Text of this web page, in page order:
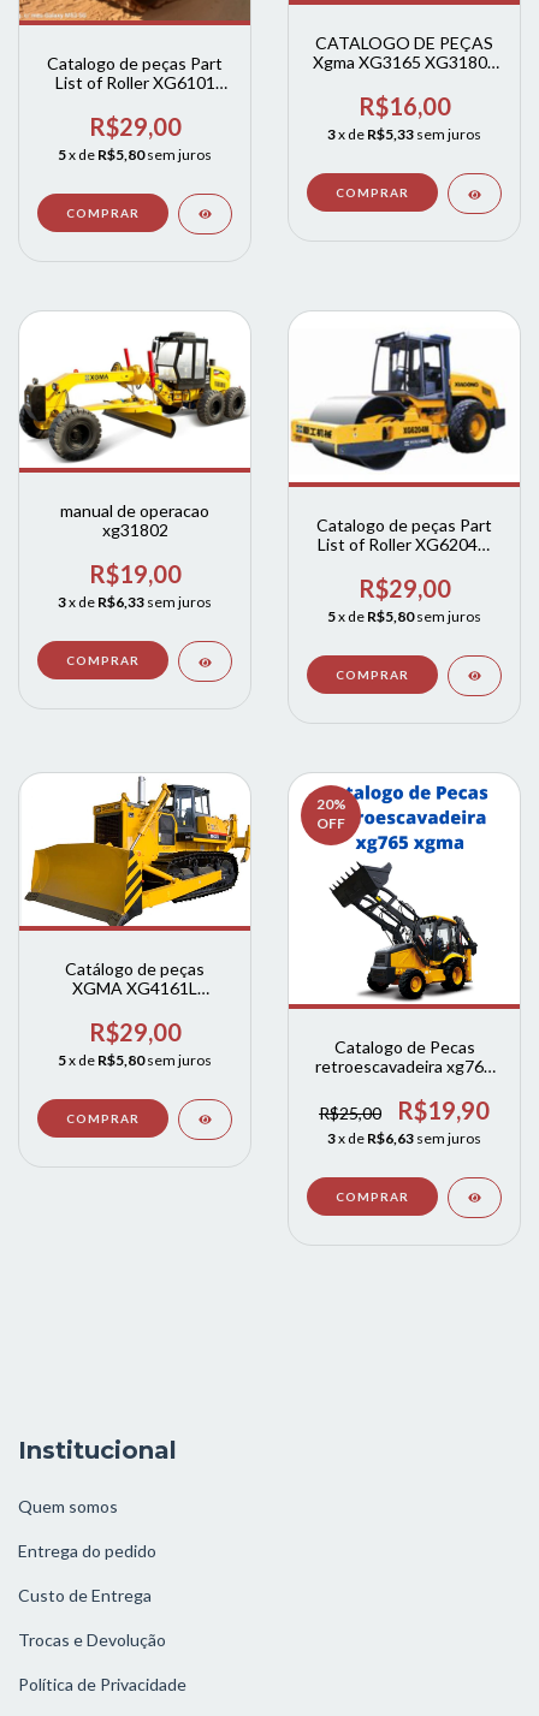
Catalogo de peças Part
List of Roller XG6101
R$29,00
5x de R$5,80 sem juros
CATALOGO DE PEÇAS
Xgma XG3165 XG31802
R$16,00
3x de R$5,33 sem juros
manual de operacao
xg31802
R$19,00
3x de R$6,33 sem juros
Catalogo de peças Part
List of Roller XG6204M
R$29,00
5x de R$5,80 sem juros
Catálogo de peças
XGMA XG4161L
R$29,00
5x de R$5,80 sem juros
20%
OFF
Catalogo de Pecas
retroescavadeira xg765
R$25,00
R$19,90
3x de R$6,63 sem juros
Institucional
Quem somos
Entrega do pedido
Custo de Entrega
Trocas e Devolução
Política de Privacidade